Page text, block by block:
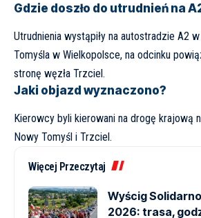
Gdzie doszło do utrudnień na
Utrudnienia wystąpiły na autostradzie A2
Tomyśla w Wielkopolsce, na odcinku
stronę węzła Trzciel.
Jaki objazd wyznaczono?
Kierowcy byli kierowani na drogę krajową
Nowy Tomyśl i Trzciel.
Więcej Przeczytaj
Wyścig
2026: trasa,